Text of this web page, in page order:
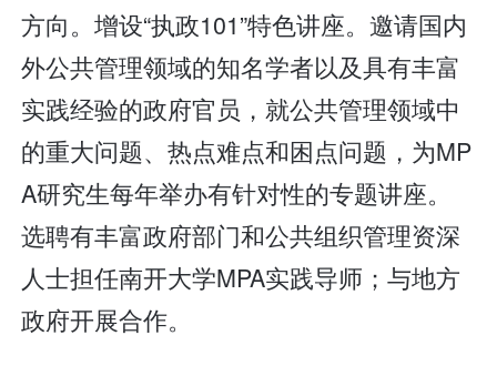
方向。增设“执政101”特色讲座。邀请国内
外公共管理领域的知名学者以及具有丰富
实践经验的政府官员，就公共管理领域中
的重大问题、热点难点和困点问题，为MP
A研究生每年举办有针对性的专题讲座。
选聘有丰富政府部门和公共组织管理资深
人士担任南开大学MPA实践导师；与地方
政府开展合作。